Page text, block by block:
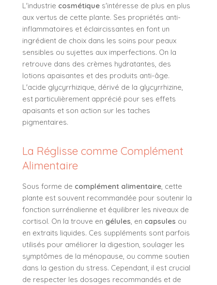
L'industrie cosmétique s'intéresse de plus en plus
aux vertus de cette plante. Ses propriétés anti-
inflammatoires et éclaircissantes en font un
ingrédient de choix dans les soins pour peaux
sensibles ou sujettes aux imperfections. On la
retrouve dans des crèmes hydratantes, des
lotions apaisantes et des produits anti-âge.
L'acide glycyrrhizique, dérivé de la glycyrrhizine,
est particulièrement apprécié pour ses effets
apaisants et son action sur les taches
pigmentaires.
La Réglisse comme Complément
Alimentaire
Sous forme de complément alimentaire, cette
plante est souvent recommandée pour soutenir la
fonction surrénalienne et équilibrer les niveaux de
cortisol. On la trouve en gélules, en capsules ou
en extraits liquides. Ces suppléments sont parfois
utilisés pour améliorer la digestion, soulager les
symptômes de la ménopause, ou comme soutien
dans la gestion du stress. Cependant, il est crucial
de respecter les dosages recommandés et de